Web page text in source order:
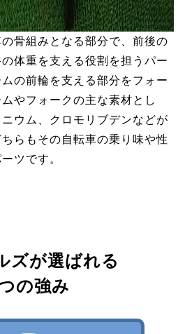
骨組みとなる部分で、前後の
体重を支える役割を担うパー
の前輪を支える部分をフォー
やフォークの主な素材とし
ウム、クロモリブデンなどが
らもその自転車の乗り味や性
ツです。
ズが選ばれる
の強み